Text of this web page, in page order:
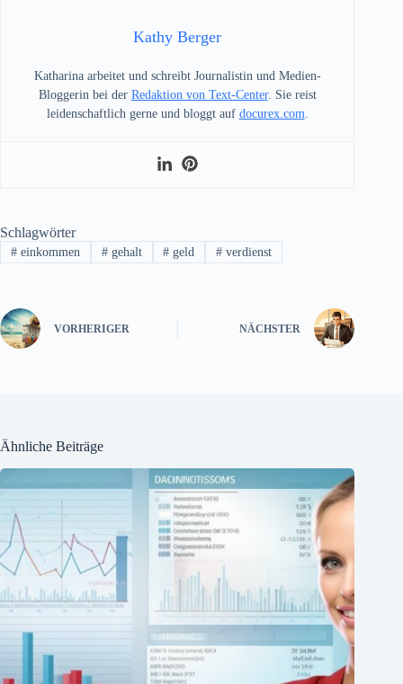
Kathy Berger
Katharina arbeitet und schreibt Journalistin und Medien-
Bloggerin bei der Redaktion von Text-Center. Sie reist
leidenschaftlich gerne und bloggt auf docurex.com.
Schlagwörter
#einkommen #gehalt # geld # verdienst
VORHERIGER NÄCHSTER
Ähnliche Beiträge